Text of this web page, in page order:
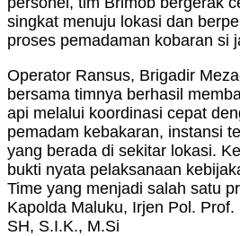
singkat menuju lokasi dan
proses pemadaman kobaran si
Operator Ransus, Brigadir
bersama timnya berhasil
api melalui koordinasi cepat
pemadam kebakaran, instansi
yang berada di sekitar lokasi.
bukti nyata pelaksanaan
Time yang menjadi salah satu
Kapolda Maluku, Irjen Pol.
SH, S.I.K., M.Si